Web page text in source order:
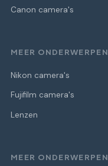
Canon camera's
MEER ONDERWERPEN
Nikon camera's
Fujifilm camera's
Lenzen
MEER ONDERWERPEN